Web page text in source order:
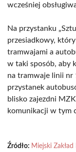
wcześniej
Na przystanku
przesiadkowy,
tramwajami a
w taki sposób, aby
na tramwaje linii
przystanek
blisko zajezdni
komunikacji w tym
Źródło: Miejski